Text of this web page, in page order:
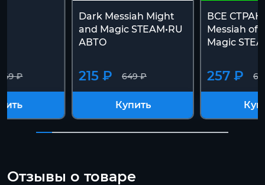
₽
Dark Messiah Might
and Magic STEAM•RU
АВТО
649 ₽
215 ₽
Купить
ВСЕ
Messiah of
Magic
257 ₽
Отзывы о товаре